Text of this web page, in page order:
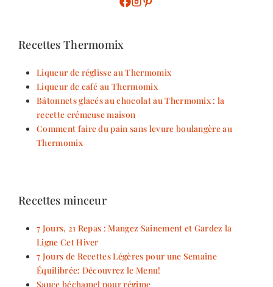
Recettes Thermomix
Liqueur de réglisse au Thermomix
Liqueur de café au Thermomix
Bâtonnets glacés au chocolat au Thermomix : la
recette crémeuse maison
Comment faire du pain sans levure boulangère au
Thermomix
Recettes minceur
7 Jours, 21 Repas : Mangez Sainement et Gardez la
Ligne Cet Hiver
7 Jours de Recettes Légères pour une Semaine
Équilibrée: Découvrez le Menu!
Sauce béchamel pour régime